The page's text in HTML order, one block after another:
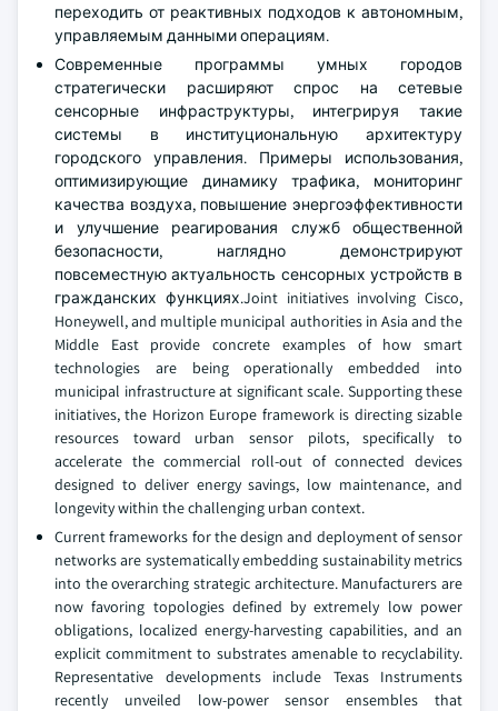
переходить от реактивных подходов к автономным,
управляемым данными операциям.
Современные программы умных городов
стратегически расширяют спрос на сетевые
сенсорные инфраструктуры, интегрируя такие
системы в институциональную архитектуру
городского управления. Примеры использования,
оптимизирующие динамику трафика, мониторинг
качества воздуха, повышение энергоэффективности
и улучшение реагирования служб общественной
безопасности, наглядно демонстрируют
повсеместную актуальность сенсорных устройств в
гражданских функциях.Joint initiatives involving Cisco,
Honeywell, and multiple municipal authorities in Asia and the
Middle East provide concrete examples of how smart
technologies are being operationally embedded into
municipal infrastructure at significant scale. Supporting these
initiatives, the Horizon Europe framework is directing sizable
resources toward urban sensor pilots, specifically to
accelerate the commercial roll-out of connected devices
designed to deliver energy savings, low maintenance, and
longevity within the challenging urban context.
Current frameworks for the design and deployment of sensor
networks are systematically embedding sustainability metrics
into the overarching strategic architecture. Manufacturers are
now favoring topologies defined by extremely low power
obligations, localized energy-harvesting capabilities, and an
explicit commitment to substrates amenable to recyclability.
Representative developments include Texas Instruments
recently unveiled low-power sensor ensembles that